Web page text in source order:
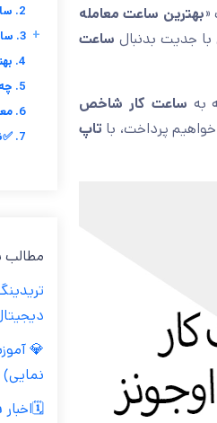
«بهترین ساعت معامله
با جدیت بدنبال ساعت
به ساعت کار شاخص
پرداخت، با تاپ
2. ساعت کاری شاخص داوجونز چیست؟
3. ساعت باز و بسته شدن داوجونز به وقت ایران +
4. بهترین ساعت معامله شاخص داوجونز
5. چه زمانی برای معامله شاخص داوجونز مناسب نیست؟
6. معاملات داوجونز چه روز هایی تعطیل است؟
7. ✅نظر کارشناسان تاپ بروکر ایران
مطالب
🗓️اخبار